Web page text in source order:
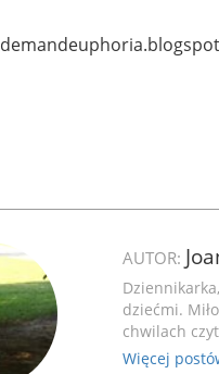
AUTOR:
dziećmi.
chwilach
Więcej